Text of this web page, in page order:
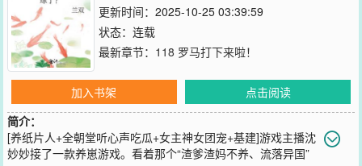
更新时间：2025-10-25 03:39:59
状态：连载
最新章节： 118 罗马打下来啦！
加入书架
点击阅读
简介：
[养纸片人+全朝堂听心声吃瓜+女主神女团宠+基建]游戏主播沈
妙妙接了一款养崽游戏。看着那个“渣爹渣妈不养、流落异国”